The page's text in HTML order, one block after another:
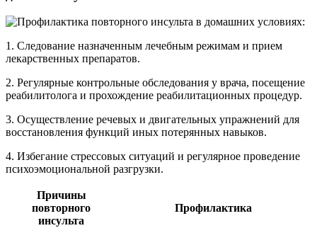
1. Следование назначенным лечебным режимам и прием
лекарственных препаратов.
2. Регулярные контрольные обследования у врача, посещение
реабилитолога и прохождение реабилитационных процедур.
3. Осуществление речевых и двигательных упражнений для
восстановления функций иных потерянных навыков.
4. Избегание стрессовых ситуаций и регулярное проведение
психоэмоциональной разгрузки.
Причины
повторного
инсульта
Профилактика